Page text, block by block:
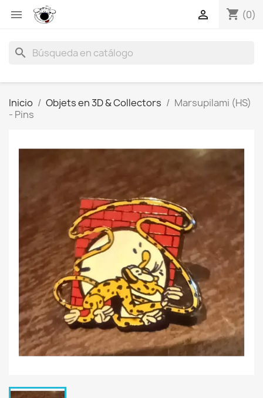
 shopping_cart (0)

search
Inicio Objets en 3D & Collectors
Marsupilami (HS)
- Pins